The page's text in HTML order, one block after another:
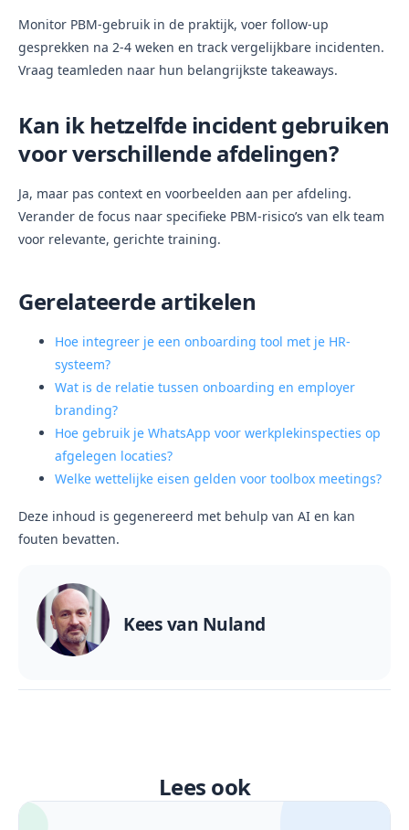
Monitor PBM-gebruik in de praktijk, voer follow-up
gesprekken na 2-4 weken en track vergelijkbare incidenten.
Vraag teamleden naar hun belangrijkste takeaways.
Kan ik hetzelfde incident gebruiken
voor verschillende afdelingen?
Ja, maar pas context en voorbeelden aan per afdeling.
Verander de focus naar specifieke PBM-risico’s van elk team
voor relevante, gerichte training.
Gerelateerde artikelen
Hoe integreer je een onboarding tool met je HR-
systeem?
Wat is de relatie tussen onboarding en employer
branding?
Hoe gebruik je WhatsApp voor werkplekinspecties op
afgelegen locaties?
Welke wettelijke eisen gelden voor toolbox meetings?
Deze inhoud is gegenereerd met behulp van AI en kan
fouten bevatten.
Kees van Nuland
Lees ook